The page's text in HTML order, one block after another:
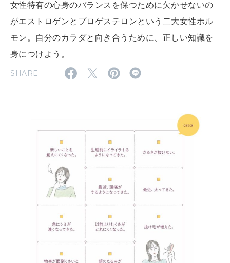
MAGAZINE
2026年9月号「北海道 おいしく遊ぶ、夏のご褒美旅。」
2026年7月号「鎌倉 ローカルが 教えてくれた 本当の歩き方。」
2026年6月号「大銀座 トレンドが生まれる 新しい一流店へ。」
2026年5月号「“大好き”に出会いに。韓国」
2026年4月号「未来をつくる、学びの教科書。」
2026年3月号「スイーツ予想図 2026」
2026年2月号「良運を掴む 新・開運術。」
FOLLOW US!
女性特有の心身のバランスを保つために欠かせないの
がエストロゲンとプロゲステロンという二大女性ホル
モン。自分のカラダと向き合うために、正しい知識を
身につけよう。
SHARE